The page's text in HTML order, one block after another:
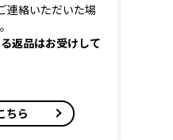
連絡いただいた場
返品はお受けして
ちら